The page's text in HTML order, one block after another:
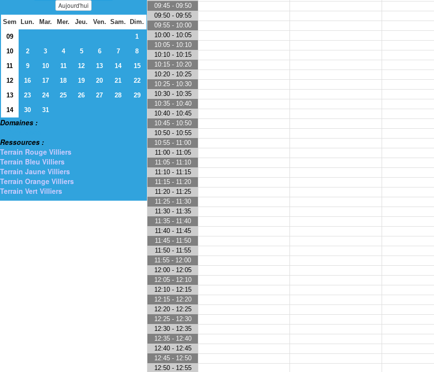
Aujourd'hui
Sem Lun. Mar. Mer. Jeu. Ven. Sam.
Dim.
09
1
10
2 3 4 5 6 7
8
11
9 10 11 12 13 14
15
12
16 17 18 19 20 21
22
13
23 24 25 26 27 28
29
14
30 31
Domaines :
Ressources :
Terrain Rouge Villiers
Terrain Bleu Villiers
Terrain Jaune Villiers
Terrain Orange Villiers
Terrain Vert Villiers
09:45 - 09:50
09:50 - 09:55
09:55 - 10:00
10:00 - 10:05
10:05 - 10:10
10:10 - 10:15
10:15 - 10:20
10:20 - 10:25
10:25 - 10:30
10:30 - 10:35
10:35 - 10:40
10:40 - 10:45
10:45 - 10:50
10:50 - 10:55
10:55 - 11:00
11:00 - 11:05
11:05 - 11:10
11:10 - 11:15
11:15 - 11:20
11:20 - 11:25
11:25 - 11:30
11:30 - 11:35
11:35 - 11:40
11:40 - 11:45
11:45 - 11:50
11:50 - 11:55
11:55 - 12:00
12:00 - 12:05
12:05 - 12:10
12:10 - 12:15
12:15 - 12:20
12:20 - 12:25
12:25 - 12:30
12:30 - 12:35
12:35 - 12:40
12:40 - 12:45
12:45 - 12:50
12:50 - 12:55